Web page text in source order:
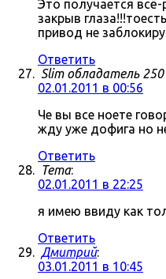
Это получается
закрыв
привод не
Ответить
Slim обладатель 250
02.01.2011 в 00:56
Че вы все ноете
жду уже дофига но
Ответить
Tema:
02.01.2011 в 22:25
я имею ввиду как
Ответить
Дмитрий:
03.01.2011 в 10:45